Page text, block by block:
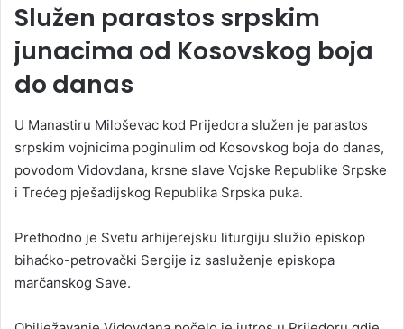
Služen parastos srpskim
junacima od Kosovskog boja
do danas
U Manastiru Miloševac kod Prijedora služen je parastos
srpskim vojnicima poginulim od Kosovskog boja do danas,
povodom Vidovdana, krsne slave Vojske Republike Srpske
i Trećeg pješadijskog Republika Srpska puka.
Prethodno je Svetu arhijerejsku liturgiju služio episkop
bihaćko-petrovački Sergije iz sasluženje episkopa
marčanskog Save.